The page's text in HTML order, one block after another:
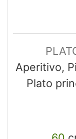
Aperitivo,
Plato